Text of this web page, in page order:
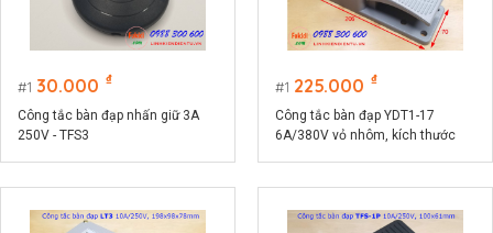
1 30.000 ₫
Công tắc bàn đạp nhấn giữ 3A
250V - TFS3
1 225.000 ₫
Công tắc bàn đạp YDT1-17
6A/380V vỏ nhôm, kích thước